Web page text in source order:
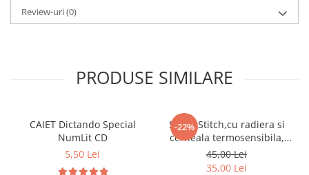
Review-uri(0)
PRODUSE SIMILARE
CAIET Dictando Special
NumLit CD
5,50 Lei
-22%
Stilou Stitch,cu radiera si
cerneala termosensibila,
pastel
45,00 Lei
35,00 Lei